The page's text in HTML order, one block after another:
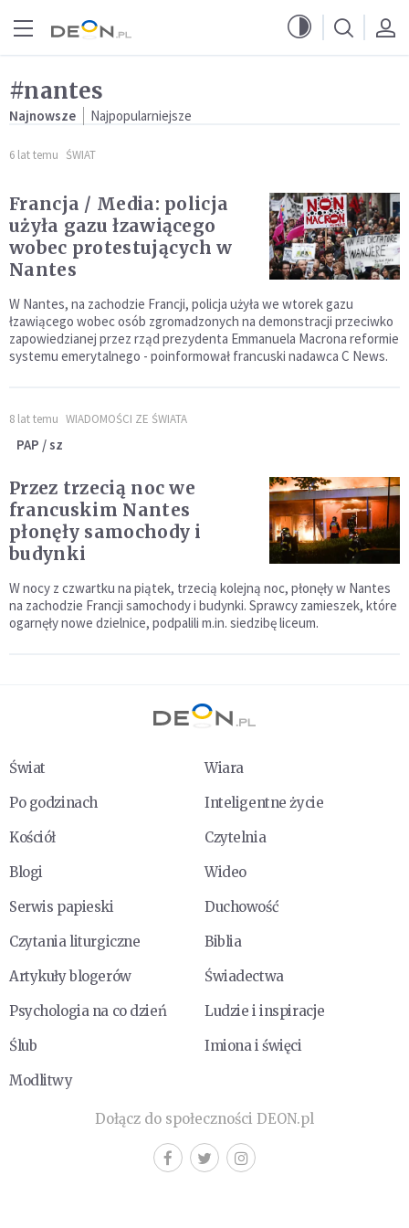
#nantes
Najnowsze Najpopularniejsze
6 lat temu ŚWIAT
Francja / Media: policja
użyła gazu łzawiącego
wobec protestujących w
Nantes
W Nantes, na zachodzie Francji, policja użyła we wtorek gazu
łzawiącego wobec osób zgromadzonych na demonstracji przeciwko
zapowiedzianej przez rząd prezydenta Emmanuela Macrona reformie
systemu emerytalnego - poinformował francuski nadawca C News.
8 lat temu WIADOMOŚCI ZE ŚWIATA
PAP / sz
Przez trzecią noc we
francuskim Nantes
płonęły samochody i
budynki
W nocy z czwartku na piątek, trzecią kolejną noc, płonęły w Nantes
na zachodzie Francji samochody i budynki. Sprawcy zamieszek, które
ogarnęły nowe dzielnice, podpalili m.in. siedzibę liceum.
Świat
Wiara
Po godzinach
Inteligentne życie
Kościół
Czytelnia
Blogi
Wideo
Serwis papieski
Duchowość
Czytania liturgiczne
Biblia
Artykuły blogerów
Świadectwa
Psychologia na co dzień
Ludzie i inspiracje
Ślub
Imiona i święci
Modlitwy
Dołącz do społeczności DEON.pl